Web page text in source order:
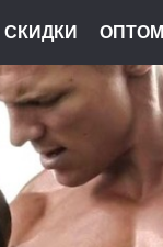
СКИДКИ ОПТОМ